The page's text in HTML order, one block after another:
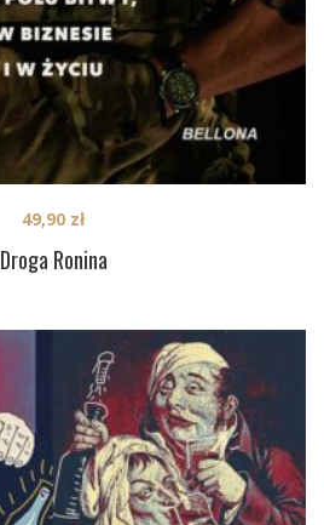
Droga Ronina
49,90 zł